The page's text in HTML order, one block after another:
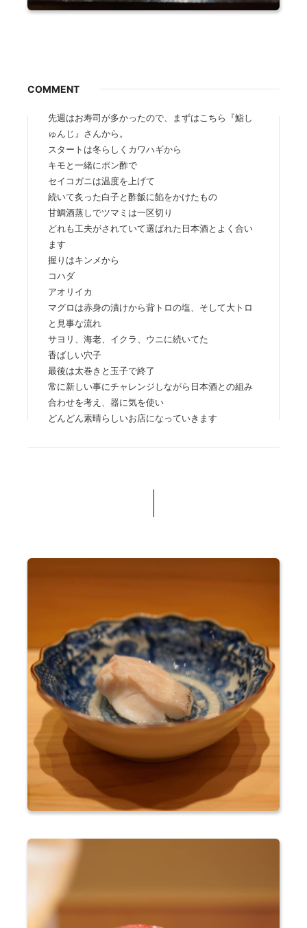
COMMENT
先週はお寿司が多かったので、まずはこちら『鮨し
ゅんじ』さんから。
スタートは冬らしくカワハギから
キモと一緒にポン酢で
セイコガニは温度を上げて
続いて炙った白子と酢飯に餡をかけたもの
甘鯛酒蒸しでツマミは一区切り
どれも工夫がされていて選ばれた日本酒とよく合い
ます
握りはキンメから
コハダ
アオリイカ
マグロは赤身の漬けから背トロの塩、そして大トロ
と見事な流れ
サヨリ、海老、イクラ、ウニに続いてた
香ばしい穴子
最後は太巻きと玉子で終了
常に新しい事にチャレンジしながら日本酒との組み
合わせを考え、器に気を使い
どんどん素晴らしいお店になっていきます